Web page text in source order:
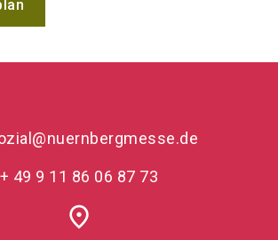
+ 49 9 11 86 06 87 73
place